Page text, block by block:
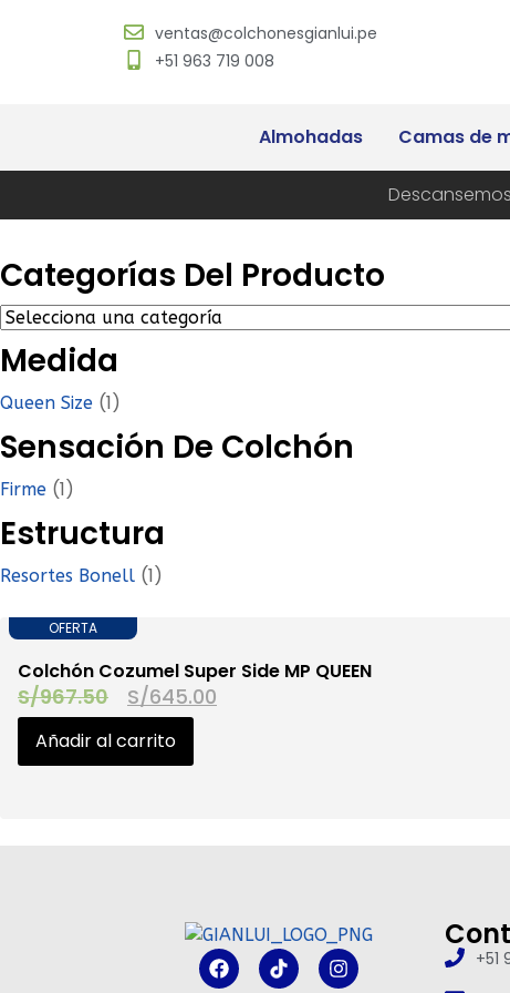
ventas@colchonesgianlui.pe
+51 963 719 008
Almohadas Camas de
Categorías Del Producto
Medida
Queen Size (1)
Sensación De Colchón
Firme (1)
Estructura
Resortes Bonell (1)
OFERTA
‎Colchón Cozumel Super Side MP QUEEN
S/967.50 S/645.00
Añadir al carrito
+51